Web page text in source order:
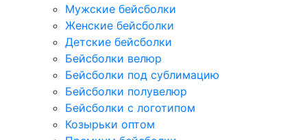
Мужские бейсболки
Женские бейсболки
Детские бейсболки
Бейсболки велюр
Бейсболки под сублимацию
Бейсболки полувелюр
Бейсболки с логотипом
Козырьки оптом